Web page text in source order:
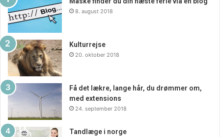
8. august 2018
Kulturrejse
20. oktober 2018
Få det lækre, lange hår, du drømmer om,
med extensions
24. september 2018
Tandlæge i norge